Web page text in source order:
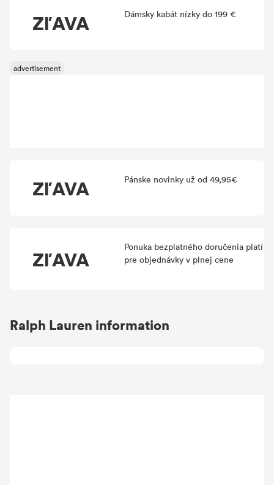
ZľAVA Dámsky kabát nízky do 199 €
ZľAVA Pánske novinky už od 49,95€
ZľAVA
Ponuka bezplatného doručenia platí
pre objednávky v plnej cene
Ralph Lauren information